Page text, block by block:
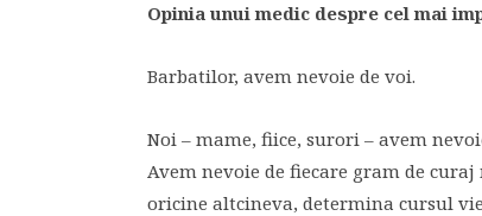
Opinia unui medic despre cel mai
Barbatilor, avem nevoie de voi.
Noi – mame, fiice, surori – avem
Avem nevoie de fiecare gram de
oricine altcineva, determina cursul